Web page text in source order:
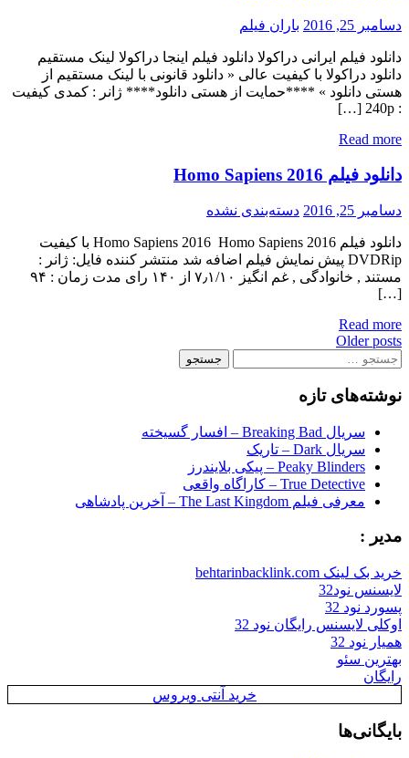
دسامبر 25, 2016 باران فیلم
دانلود فیلم ایرانی دراکولا دانلود فیلم اینجا دراکولا لینک مستقیم
دانلود دراکولا با کیفیت عالی « دانلود قانونی با لینک مستقیم از
هستی دانلود » ****حمایت از هستی دانلود**** ژانر : کمدی کیفیت
: 240p […]
Read more
دانلود فیلم Homo Sapiens 2016
دسامبر 25, 2016 دسته‌بندی نشده
دانلود فیلم Homo Sapiens 2016 Homo Sapiens 2016 با کیفیت
DVDRip پیش نمایش فیلم اضافه شد منتشر کننده فایل: ژانر :
مستند , خانوادگی , غم انگیز ۷٫۱/۱۰ از ۱۴۰ رای مدت زمان : ۹۴
[…]
Read more
Posts
navigation
Older posts
جستجو
نوشته‌های تازه
سریال Breaking Bad – افسار گسیخته
سریال Dark – تاریک
Peaky Blinders – پیکی بلایندرز
True Detective – کاراگاه واقعی
معرفی فیلم The Last Kingdom – آخرین پادشاهی
مدیر :
خرید بک لینک behtarinbacklink.com
لایسنس نود32
پسورد نود 32
اوکلی لایسنس رایگان نود 32
همیار نود 32
بهترین سئو
رایگان
خرید آنتی ویروس
بایگانی‌ها